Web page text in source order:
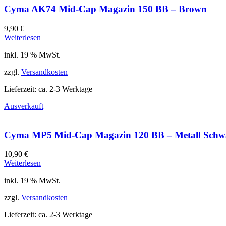
Cyma AK74 Mid-Cap Magazin 150 BB – Brown
9,90 €
Weiterlesen
inkl. 19 % MwSt.
zzgl. Versandkosten
Lieferzeit: ca. 2-3 Werktage
Ausverkauft
Cyma MP5 Mid-Cap Magazin 120 BB – Metall
10,90 €
Weiterlesen
inkl. 19 % MwSt.
zzgl. Versandkosten
Lieferzeit: ca. 2-3 Werktage